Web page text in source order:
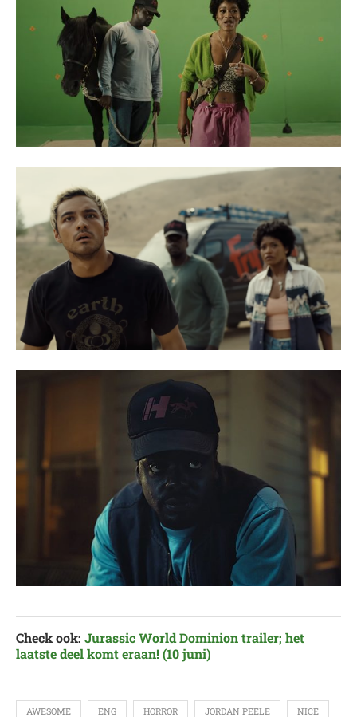
Check ook: Jurassic World Dominion trailer; het
laatste deel komt eraan! (10 juni)
AWESOME ENG HORROR JORDAN PEELE NICE